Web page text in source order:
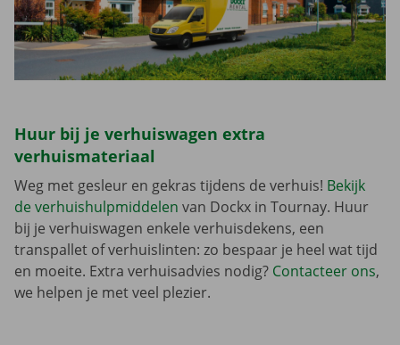
Huur bij je verhuiswagen extra
verhuismateriaal
Weg met gesleur en gekras tijdens de verhuis! Bekijk
de verhuishulpmiddelen van Dockx in Tournay. Huur
bij je verhuiswagen enkele verhuisdekens, een
transpallet of verhuislinten: zo bespaar je heel wat tijd
en moeite. Extra verhuisadvies nodig? Contacteer ons,
we helpen je met veel plezier.